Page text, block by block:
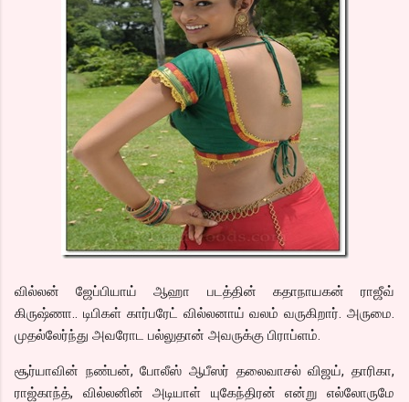
வில்லன் ஜேப்பியாய் ஆஹா படத்தின் கதாநாயகன் ராஜீவ்
கிருஷ்ணா.. டிபிகள் கார்பரேட் வில்லனாய் வலம் வருகிறார். அருமை.
முதல்லேர்ந்து அவரோட பல்லுதான் அவருக்கு பிராப்ளம்.
சூர்யாவின் நண்பன், போலீஸ் ஆபீஸர் தலைவாசல் விஜய், தாரிகா,
ராஜ்காந்த், வில்லனின் அடியாள் யுகேந்திரன் என்று எல்லோருமே